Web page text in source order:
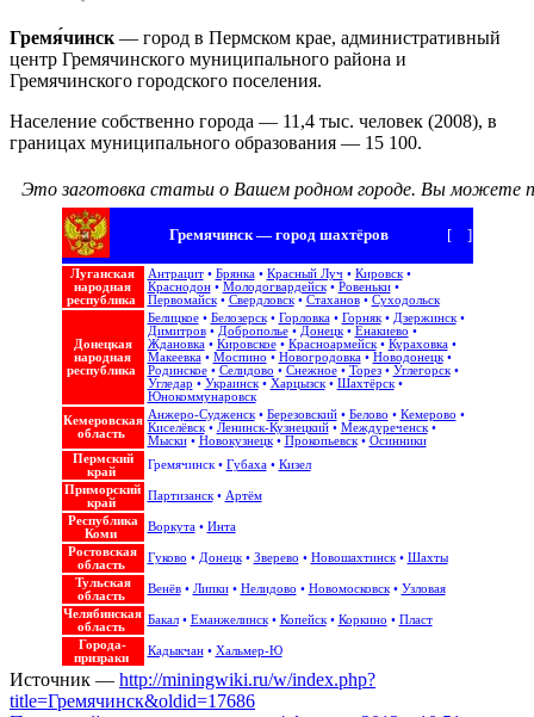
Гремя́чинск — город в Пермском крае, административный
центр Гремячинского муниципального района и
Гремячинского городского поселения.
Население собственно города — 11,4 тыс. человек (2008), в
границах муниципального образования — 15 100.
Это заготовка статьи о Вашем родном городе. Вы можете
[+ ]
Гремячинск — город шахтёров
Луганская
народная
республика
Антрацит• Брянка• Красный Луч• Кировск•
Краснодон• Молодогвардейск• Ровеньки•
Первомайск• Свердловск• Стаханов• Суходольск
Донецкая
народная
республика
Белицкое• Белозерск• Горловка• Горняк• Дзержинск•
Димитров• Доброполье• Донецк• Енакиево •
Ждановка• Кировское• Красноармейск• Кураховка•
Макеевка• Моспино • Новогродовка• Новодонецк•
Родинское• Селидово • Снежное• Торез• Углегорск•
Угледар • Украинск• Харцызск• Шахтёрск•
Юнокоммунаровск
Кемеровская
область
Анжеро-Судженск• Березовский• Белово • Кемерово •
Киселёвск• Ленинск-Кузнецкий• Междуреченск•
Мыски• Новокузнецк• Прокопьевск• Осинники
Пермский
край
Гремячинск• Губаха• Кизел
Приморский
край
Партизанск• Артём
Республика
Коми
Воркута• Инта
Ростовская
область
Гуково • Донецк• Зверево • Новошахтинск• Шахты
Тульская
область
Венёв• Липки• Нелидово • Новомосковск• Узловая
Челябинская
область
Бакал• Еманжелинск• Копейск• Коркино • Пласт
Города-
призраки
Кадыкчан• Хальмер-Ю
Источник — http://miningwiki.ru/w/index.php?
title=Гремячинск&oldid=17686